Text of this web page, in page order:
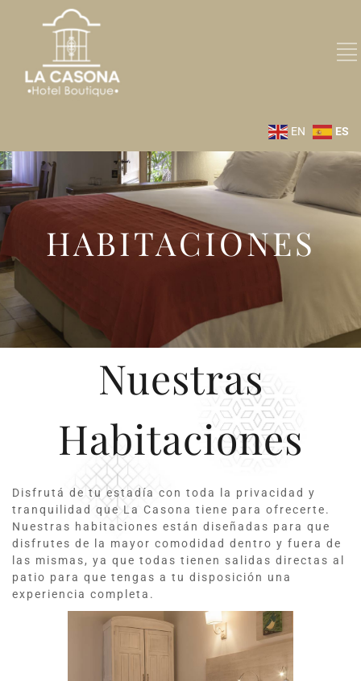
EN ES
HABITACIONES
Nuestras
Habitaciones
Disfrutá de tu estadía con toda la privacidad y
tranquilidad que La Casona tiene para ofrecerte.
Nuestras habitaciones están diseñadas para que
disfrutes de la mayor comodidad dentro y fuera de
las mismas, ya que todas tienen salidas directas al
patio para que tengas a tu disposición una
experiencia completa.